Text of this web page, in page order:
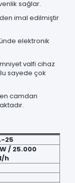
sağlar.
imal edilmiştir
elektronik
valfi cihaz
sayede çok
camdan
25
/ 25.000
h